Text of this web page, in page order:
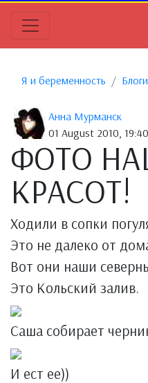
Я и беременность Блоги
Анна Мурманск
01 August 2010,
ФОТО
КРАСОТ!
Ходили в сопки
Это не далеко от
Вот они наши
Это Кольский залив.
Саша собирает
И ест ее))